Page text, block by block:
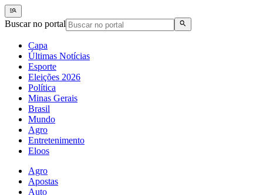
Buscar no portal
Capa
Últimas Notícias
Esporte
Eleições 2026
Política
Minas Gerais
Brasil
Mundo
Agro
Entretenimento
Eloos
Agro
Apostas
Auto